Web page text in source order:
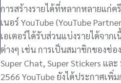
การสร้างรายได้ที่หลากหลายแก่ค
เนอร์ YouTube (YouTube
เอเตอร์ได้รับส่วนแบ่งรายได้จาก
ต่างๆ เช่น การเป็นสมาชิกของช่อ
Super Chat, Super Stickers แล
2566 YouTube ยังได้ประกาศเพิ่